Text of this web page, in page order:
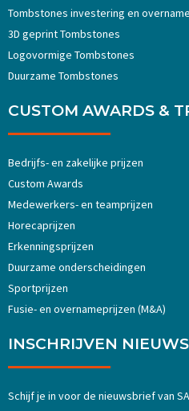
Tombstones investering en
3D geprint Tombstones
Logovormige Tombstones
Duurzame Tombstones
CUSTOM AWARDS &
Bedrijfs- en zakelijke prijzen
Custom Awards
Medewerkers- en teamprijzen
Horecaprijzen
Erkenningsprijzen
Duurzame onderscheidingen
Sportprijzen
Fusie- en overnameprijzen (M&A)
INSCHRIJVEN
Schijf je in voor de nieuwsbrief van